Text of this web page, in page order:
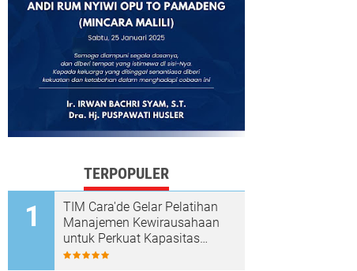
TERPOPULER
TIM Cara'de Gelar Pelatihan
Manajemen Kewirausahaan
untuk Perkuat Kapasitas
Masyarakat Desa Tinggimae